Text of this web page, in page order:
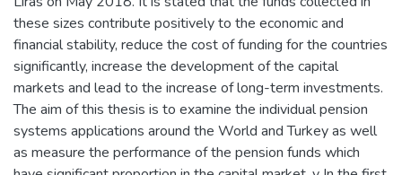
these sizes contribute positively to the economic and
financial stability, reduce the cost of funding for the countries
significantly, increase the development of the capital
markets and lead to the increase of long-term investments.
The aim of this thesis is to examine the individual pension
systems applications around the World and Turkey as well
as measure the performance of the pension funds which